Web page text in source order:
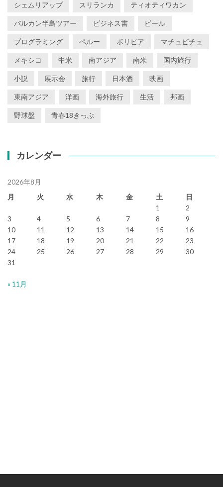
シェムリアップ スリランカ ティオティワカン
バルカン半島ツアー ビジネス書 ビール
プログラミング ペルー ボリビア マチュピチュ
メキシコ 中米 南アジア 南米 国内旅行
小説 展示会 旅行 日本酒 映画
東南アジア 洋画 海外旅行 生活 邦画
野球盤 青春18きっぷ
カレンダー
2026年8月
月
火 水 木 金 土
日
1
2
3
4 5 6 7 8
9
10
11 12 13 14 15
16
17
18 19 20 21 22
23
24
25 26 27 28 29
30
31
« 11月